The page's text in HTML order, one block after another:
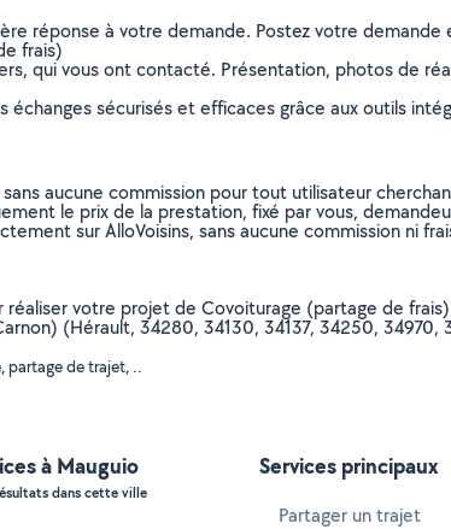
réponse à votre demande. Postez votre
frais)
qui vous ont contacté. Présentation, photos de
échanges sécurisés et efficaces grâce aux outils
aucune commission pour tout utilisateur
le prix de la prestation, fixé par vous,
sur AlloVoisins, sans aucune commission ni
votre projet de Covoiturage (partage de
(Hérault, 34280, 34130, 34137, 34250, 34970,
partage de trajet, ..
à Mauguio
dans cette ville
Services principaux
Partager un trajet